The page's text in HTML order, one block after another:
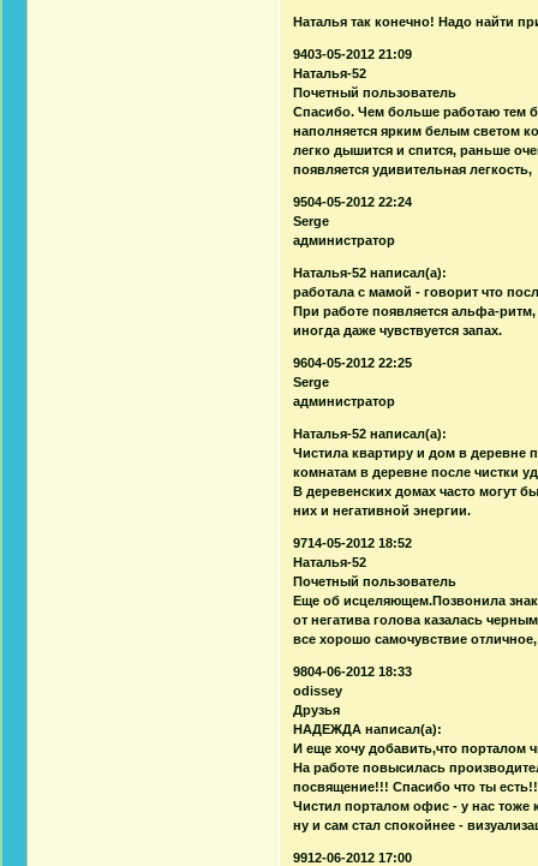
Наталья так конечно! Надо найти
9403-05-2012 21:09
Наталья-52
Почетный пользователь
Спасибо. Чем больше работаю тем
наполняется ярким белым светом
легко дышится и спится, раньше
появляется удивительная легкость,
9504-05-2012 22:24
Serge
администратор
Наталья-52 написал(а):
работала с мамой - говорит что
При работе появляется альфа-
иногда даже чувствуется запах.
9604-05-2012 22:25
Serge
администратор
Наталья-52 написал(а):
Чистила квартиру и дом в деревне
комнатам в деревне после чистки
В деревенских домах часто могут
них и негативной энергии.
9714-05-2012 18:52
Наталья-52
Почетный пользователь
Еще об исцеляющем.Позвонила
от негатива голова казалась
все хорошо самочувствие отличное,
9804-06-2012 18:33
odissey
Друзья
НАДЕЖДА написал(а):
И еще хочу добавить,что порталом
На работе повысилась
посвящение!!! Спасибо что ты
Чистил порталом офис - у нас
ну и сам стал спокойнее -
9912-06-2012 17:00